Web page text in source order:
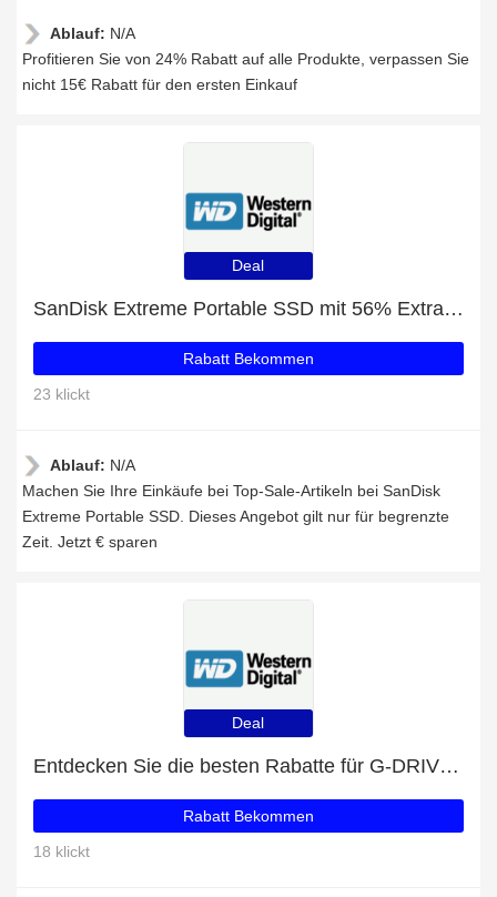
Ablauf: N/A
Profitieren Sie von 24% Rabatt auf alle Produkte, verpassen Sie
nicht 15€ Rabatt für den ersten Einkauf
Deal
SanDisk Extreme Portable SSD mit 56% Extra-Rabatt nur für begrenzte Zeit
Rabatt Bekommen
23 klickt
Ablauf: N/A
Machen Sie Ihre Einkäufe bei Top-Sale-Artikeln bei SanDisk
Extreme Portable SSD. Dieses Angebot gilt nur für begrenzte
Zeit. Jetzt € sparen
Deal
Entdecken Sie die besten Rabatte für G-DRIVE (Gen4) Power Adapter mit bis zu 29% Rabatt
Rabatt Bekommen
18 klickt